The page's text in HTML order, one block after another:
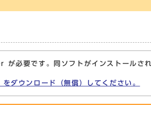
必要です。同ソフトがインストールさ
ウンロード（無償）してください。